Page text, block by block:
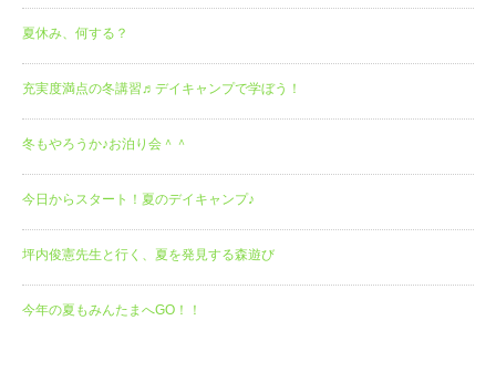
夏休み、何する？
充実度満点の冬講習♬デイキャンプで学ぼう！
冬もやろうか♪お泊り会＾＾
今日からスタート！夏のデイキャンプ♪
坪内俊憲先生と行く、夏を発見する森遊び
今年の夏もみんたまへGO！！